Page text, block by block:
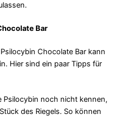
Bar
Chocolate Bar kann
Hier sind ein paar Tipps für
Psilocybin noch nicht kennen,
des Riegels. So können